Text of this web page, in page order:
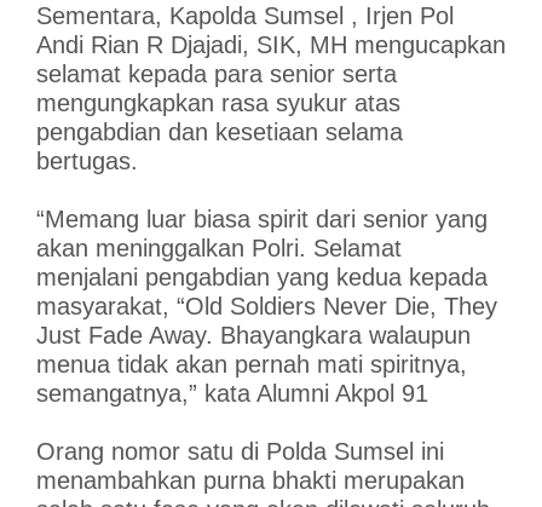
Sementara, Kapolda Sumsel , Irjen Pol
Andi Rian R Djajadi, SIK, MH mengucapkan
selamat kepada para senior serta
mengungkapkan rasa syukur atas
pengabdian dan kesetiaan selama
bertugas.
“Memang luar biasa spirit dari senior yang
akan meninggalkan Polri. Selamat
menjalani pengabdian yang kedua kepada
masyarakat, “Old Soldiers Never Die, They
Just Fade Away. Bhayangkara walaupun
menua tidak akan pernah mati spiritnya,
semangatnya,” kata Alumni Akpol 91
Orang nomor satu di Polda Sumsel ini
menambahkan purna bhakti merupakan